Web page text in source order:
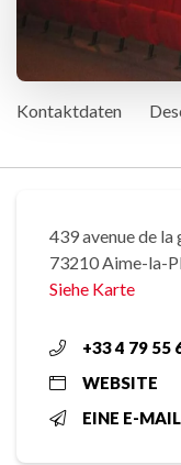
Kontaktdaten
439 avenue de la
73210 Aime-la-
Siehe Karte
+33 4 79 55
WEBSITE
EINE E-